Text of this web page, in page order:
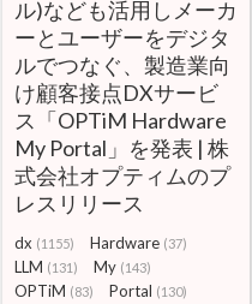
ル)なども活用しメーカ
ーとユーザーをデジタ
ルでつなぐ、製造業向
け顧客接点DXサービ
ス「OPTiM Hardware
My Portal」を発表 | 株
式会社オプティムのプ
レスリリース
dx (1155) Hardware (37)
LLM (131) My (143)
OPTiM (83) Portal (130)